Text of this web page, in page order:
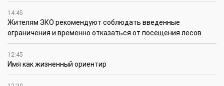
14:45
Жителям ЗКО рекомендуют соблюдать введенные
ограничения и временно отказаться от посещения лесов
12:45
Имя как жизненный ориентир